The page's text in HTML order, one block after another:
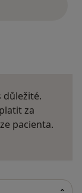
důležité.
za
pacienta.